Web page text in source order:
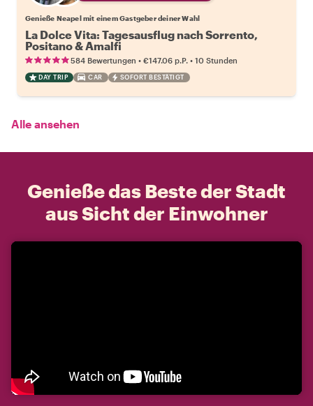
Genieße Neapel mit einem Gastgeber deiner Wahl
La Dolce Vita: Tagesausflug nach Sorrento,
Positano & Amalfi
584 Bewertungen • €147.06 p.P. • 10 Stunden
DAY TRIP CAR SOFORT BESTÄTIGT
Alle ansehen
Genieße das Beste der Stadt
aus Sicht der Einwohner